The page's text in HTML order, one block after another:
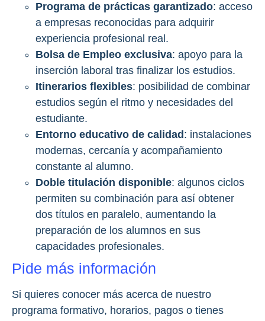
Programa de prácticas garantizado: acceso
a empresas reconocidas para adquirir
experiencia profesional real.
Bolsa de Empleo exclusiva: apoyo para la
inserción laboral tras finalizar los estudios.
Itinerarios flexibles: posibilidad de combinar
estudios según el ritmo y necesidades del
estudiante.
Entorno educativo de calidad : instalaciones
modernas, cercanía y acompañamiento
constante al alumno.
Doble titulación disponible: algunos ciclos
permiten su combinación para así obtener
dos títulos en paralelo, aumentando la
preparación de los alumnos en sus
capacidades profesionales.
Pide más información
Si quieres conocer más acerca de nuestro
programa formativo, horarios, pagos o tienes